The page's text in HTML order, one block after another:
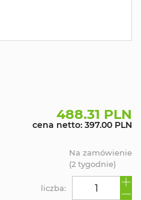
488.31 PLN
cena netto: 397.00 PLN
liczba:
Na zamówienie
(2 tygodnie)